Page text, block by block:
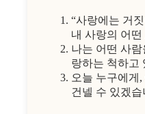
“사랑에는 거
내 사랑의 어
나는 어떤 사
랑하는 척하고
오늘 누구에게
건넬 수 있겠습